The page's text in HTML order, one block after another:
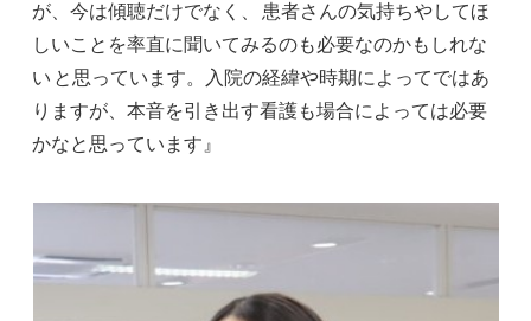
が、今は傾聴だけでなく、
患者さんの気持ちやしてほ
しいことを率直に聞いてみるのも必要なのかもしれな
い と思っています。入院の経緯や時期によってではあ
りますが、本音を引き出す看護も場合によっては必要
かなと思っています』